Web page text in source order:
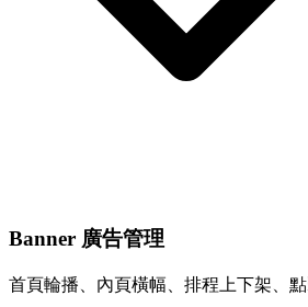
Banner 廣告管理
首頁輪播、內頁橫幅、排程上下架、